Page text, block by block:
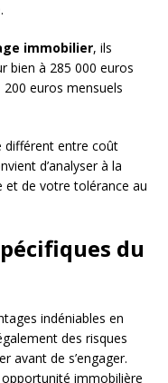
immobilier, ils
bien à 285 000 euros
euros mensuels
différent entre coût
d’analyser à la
et de votre tolérance au
du
indéniables en
des risques
avant de s’engager.
immobilière